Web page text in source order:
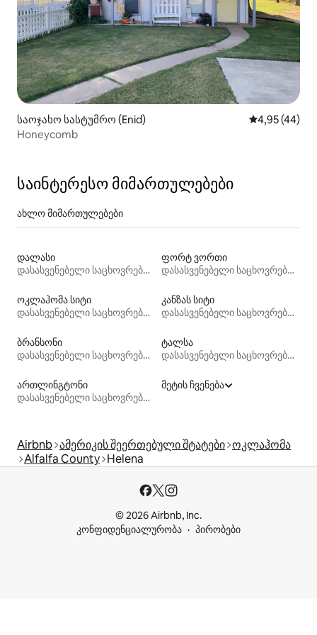
საოჯახო სასტუმრო (Enid) საშუალო
4,95 (44)
Honeycomb
საინტერესო მიმართულებები
ახლო მიმართულებები
დალასი
დასასვენებელი საცხოვრებლები
ფორტ ვორთი
დასასვენებელი საცხოვრებლები
ოკლაჰომა სიტი
დასასვენებელი საცხოვრებლები
კანზას სიტი
დასასვენებელი საცხოვრებლები
ბრანსონი
დასასვენებელი საცხოვრებლები
ტალსა
დასასვენებელი საცხოვრებლები
ართლინგტონი
დასასვენებელი საცხოვრებლები
მეტის ჩვენება
Airbnb ამერიკის შეერთებული შტატები ოკლაჰომა
Alfalfa County Helena
© 2026 Airbnb, Inc.
კონფიდენციალურობა
პირობები